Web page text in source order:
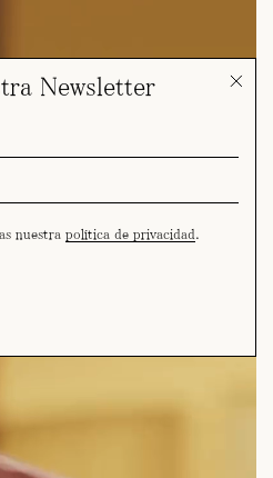
Newsletter
nuestra política de privacidad